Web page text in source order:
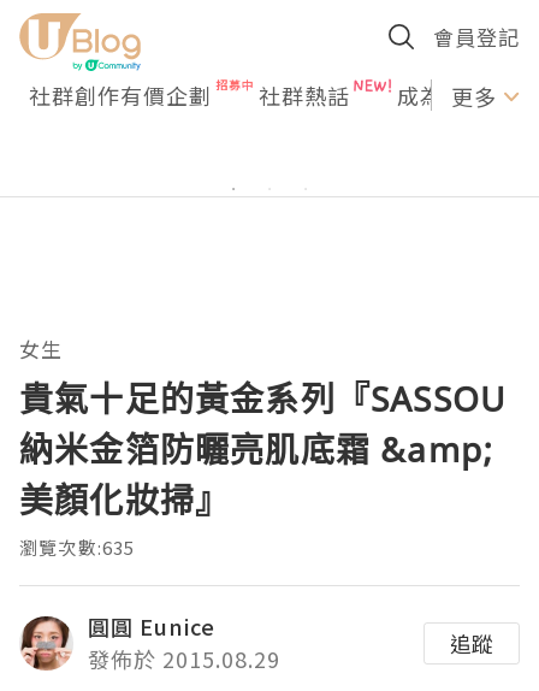
會員登記
社群創作有價企劃 社群熱話 成為U更多
女生
貴氣十足的黃金系列『SASSOU
納米金箔防曬亮肌底霜 &amp;
美顏化妝掃』
瀏覽次數:635
圓圓 Eunice
發佈於 2015.08.29
追蹤